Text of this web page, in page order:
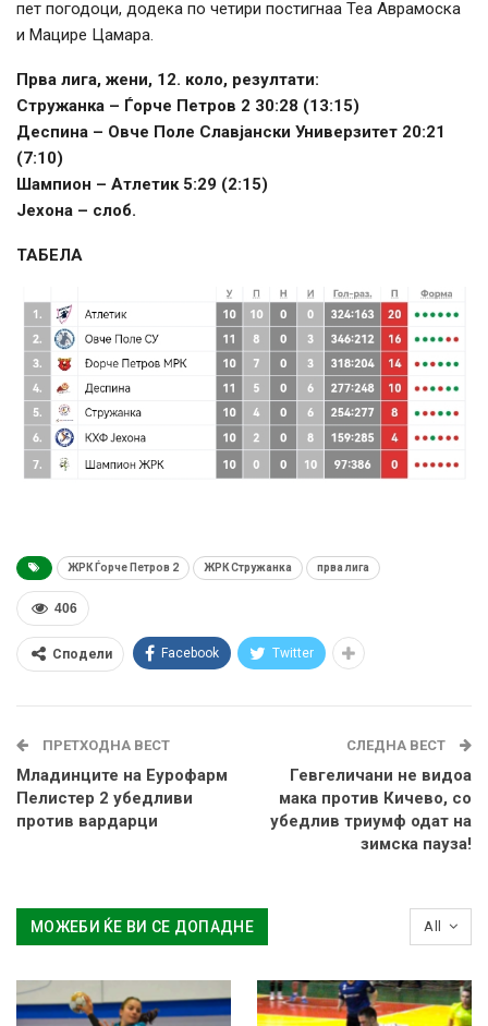
пет погодоци, додека по четири постигнаа Теа Аврамоска
и Мацире Цамара.
Прва лига, жени, 12. коло, резултати:
Стружанка – Ѓорче Петров 2 30:28 (13:15)
Деспина – Овче Поле Славјански Универзитет 20:21
(7:10)
Шампион – Атлетик 5:29 (2:15)
Јехона – слоб.
ТАБЕЛА
ЖРК Ѓорче Петров 2 ЖРК Стружанка прва лига
406
Сподели Facebook Twitter
ПРЕТХОДНА ВЕСТ
Младинците на Еурофарм
Пелистер 2 убедливи
против вардарци
СЛЕДНА ВЕСТ
Гевгеличани не видоа
мака против Кичево, со
убедлив триумф одат на
зимска пауза!
All
МОЖЕБИ ЌЕ ВИ СЕ ДОПАДНЕ